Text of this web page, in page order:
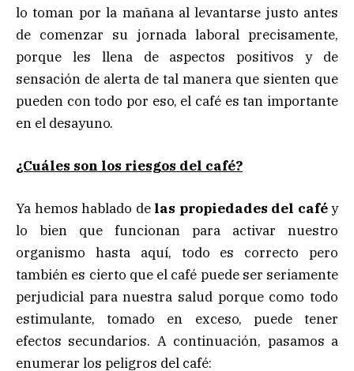
lo toman por la mañana al levantarse justo antes
de comenzar su jornada laboral precisamente,
porque les llena de aspectos positivos y de
sensación de alerta de tal manera que sienten que
pueden con todo por eso, el café es tan importante
en el desayuno.
¿Cuáles son los riesgos del café?
Ya hemos hablado de las propiedades del caféy
lo bien que funcionan para activar nuestro
organismo hasta aquí, todo es correcto pero
también es cierto que el café puede ser seriamente
perjudicial para nuestra salud porque como todo
estimulante, tomado en exceso, puede tener
efectos secundarios. A continuación, pasamos a
enumerar los peligros del café: